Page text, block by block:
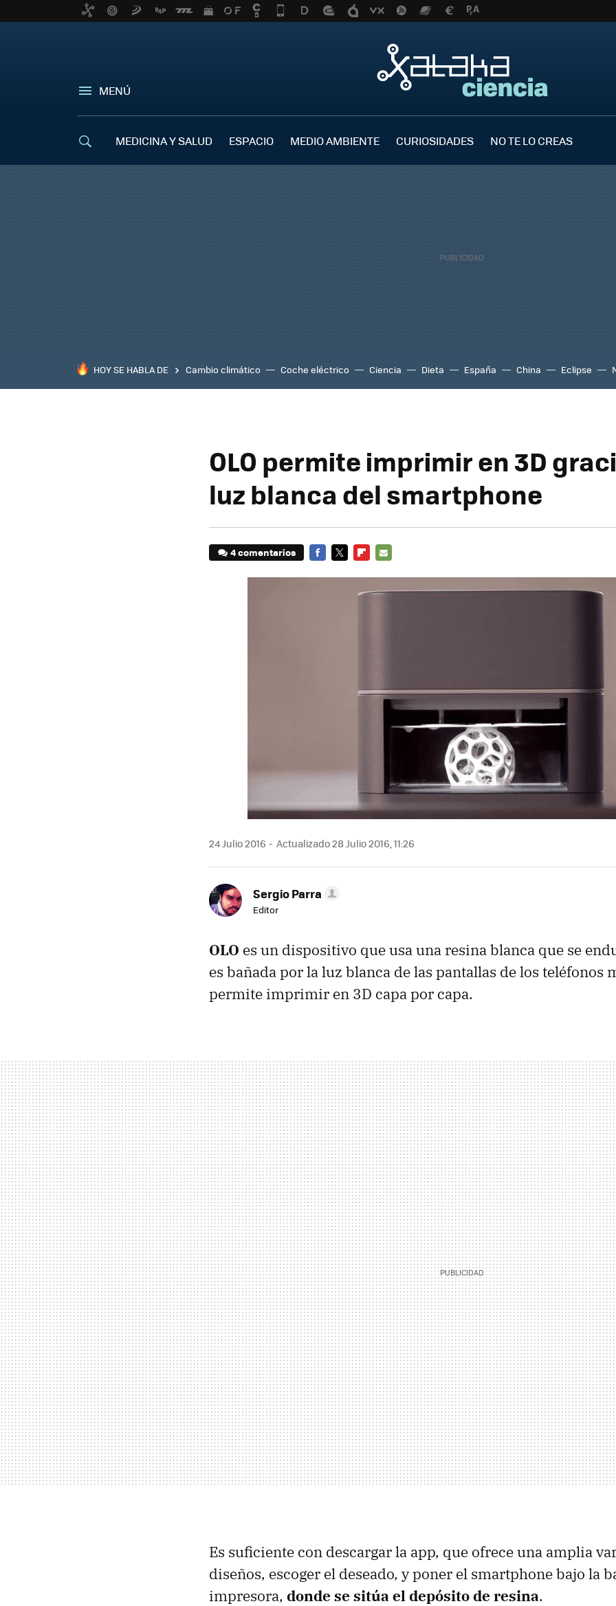
MENÚ
MEDICINA Y SALUD ESPACIO MEDIO AMBIENTE CURIOSIDADES NO TE LO CREAS
HOY SE HABLA DE Cambio climático Coche eléctrico Ciencia Dieta España China Eclipse
OLO permite imprimir en 3D
luz blanca del smartphone
4 comentarios
24 Julio 2016 Actualizado 28 Julio 2016, 11:26
Sergio Parra
Editor
OLO es un dispositivo que usa una resina blanca que se
es bañada por la luz blanca de las pantallas de los teléfonos
permite imprimir en 3D capa por capa.
Es suficiente con descargar la app, que ofrece una amplia
diseños, escoger el deseado, y poner el smartphone bajo la
impresora, donde se sitúa el depósito de resina.